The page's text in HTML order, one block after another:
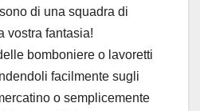
di una squadra di
vostra fantasia!
bomboniere o lavoretti
facilmente sugli
o semplicemente